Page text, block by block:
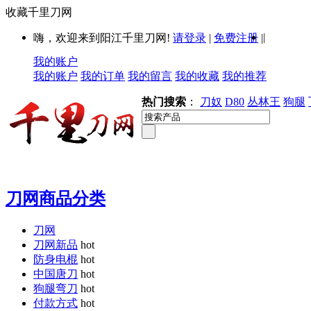
收藏千里刀网
嗨，欢迎来到阳江千里刀网! 请登录 | 免费注册 ||
我的账户
我的账户 我的订单 我的留言 我的收藏 我的推荐
热门搜索 ： 刀奴 D80 丛林王 狗腿
刀网商品分类
刀网
刀网新品 hot
防身电棍 hot
中国唐刀 hot
狗腿弯刀 hot
付款方式 hot